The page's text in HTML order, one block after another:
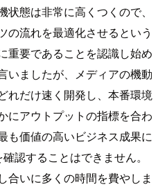
態は非常に高くつくので、
の流れを最適化させるという
重要であることを認識し始め
いましたが、メディアの機動
れだけ速く開発し、本番環境
にアウトプットの指標を合わ
も価値の高いビジネス成果に
認することはできません。
合いに多くの時間を費やしま